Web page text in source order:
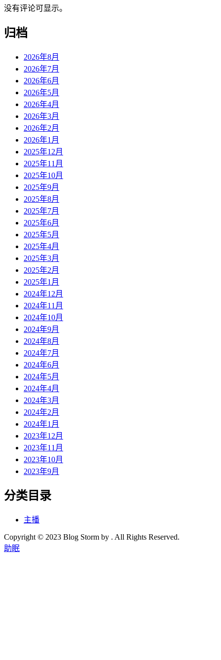
没有评论可显示。
归档
2026年8月
2026年7月
2026年6月
2026年5月
2026年4月
2026年3月
2026年2月
2026年1月
2025年12月
2025年11月
2025年10月
2025年9月
2025年8月
2025年7月
2025年6月
2025年5月
2025年4月
2025年3月
2025年2月
2025年1月
2024年12月
2024年11月
2024年10月
2024年9月
2024年8月
2024年7月
2024年6月
2024年5月
2024年4月
2024年3月
2024年2月
2024年1月
2023年12月
2023年11月
2023年10月
2023年9月
分类目录
主播
Copyright © 2023 Blog Storm by . All Rights Reserved.
助眠